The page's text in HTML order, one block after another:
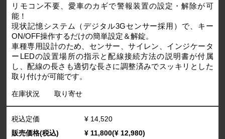
リモコン不要、愛車のカギで警報装置の設定・解除が可
能！
現状記憶システム（デジタル3Gセンサー採用）で、キー
ON/OFF操作するだけの簡単設定＆解錠。
車種専用設計のため、センサー、サイレン、インジケータ
ーLEDの設置場所の指示と配線接続方法の説明書が付属
し、配線の長さも適切な長さに調整済みでスッキリとした
取り付けが可能です。
在庫状況 取り寄せ
税込定価
¥ 14,520
販売価格(税込)
¥ 11,800(¥ 12,980)